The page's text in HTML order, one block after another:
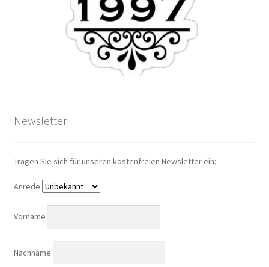
Newsletter
Tragen Sie sich für unseren kostenfreien Newsletter ein:
Anrede
Vorname
Nachname